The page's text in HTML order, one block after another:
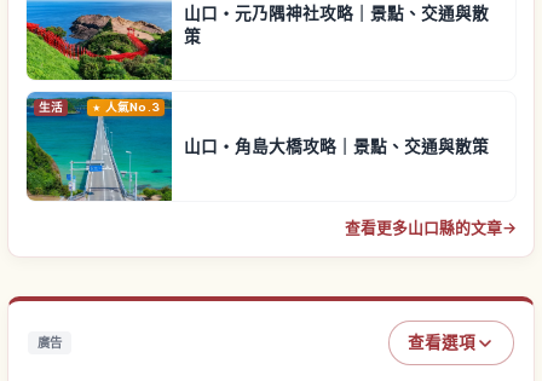
山口・元乃隅神社攻略｜景點、交通與散
策
生活 人氣No.3
山口・角島大橋攻略｜景點、交通與散策
查看更多山口縣的文章→
廣告 查看選項